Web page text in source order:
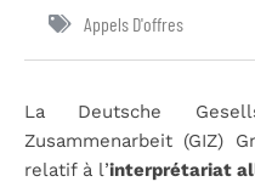
Appels D'offres
La Deutsche
Zusammenarbeit (GIZ)
relatif à l’interprétariat